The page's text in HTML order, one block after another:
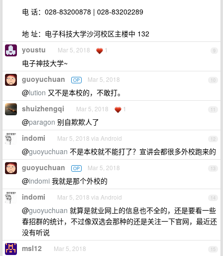
电 话：028-83200878 | 028-83202289
地 址：电子科技大学沙河校区主楼中 132
9
youstu Mar 5, 2018 1
电子神技大学~
10
guoyuchuan OP Mar 5, 2018
@lution 又不是本校的，不敢打。
11
shuizhengqi Mar 5, 2018 1
@paragon 别自欺欺人了
12
indomi Mar 5, 2018 via Android
@guoyuchuan 不是本校就不能打了？宣讲会都很多外校跑来的
13
guoyuchuan OP Mar 5, 2018
@indomi 我就是那个外校的
14
indomi Mar 5, 2018 via Android
@guoyuchuan 就算是就业网上的信息也不全的，还是要看一些
春招群的统计，不过像双选会那种的还是关注一下官网，最近还
没有听说
15
msl12 Mar 5, 2018